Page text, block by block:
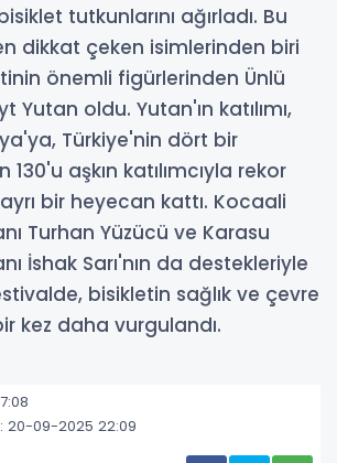
tutkunlarını ağırladı. Bu
dikkat çeken isimlerinden biri
önemli figürlerinden Ünlü
Yutan oldu. Yutan'ın katılımı,
Türkiye'nin dört bir
aşkın katılımcıyla rekor
bir heyecan kattı. Kocaali
Turhan Yüzücü ve Karasu
İshak Sarı'nın da destekleriyle
bisikletin sağlık ve çevre
kez daha vurgulandı.
20-09-2025 22:09